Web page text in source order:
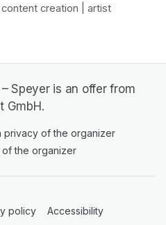
creation | artist
Speyer is an offer from
GmbH.
in a new tab)
privacy of the organizer
of the organizer
tab)
policy (opens in a new tab)
Accessibility